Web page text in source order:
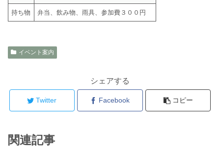
持ち物 弁当、飲み物、雨具、参加費３００円
イベント案内
シェアする
Twitter Facebook コピー
関連記事